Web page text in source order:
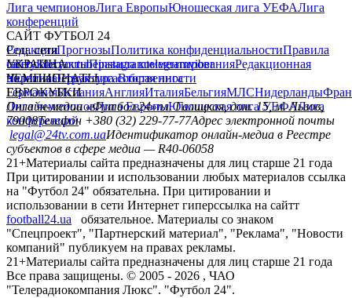
Лига чемпионовЛига ЕвропыЮношеская лига УЕФАЛига
конференций
САЙТ ФУТБОЛ 24
РедакцияПрогнозыПолитика конфиденциальностиПравила
сайтуКонтактыПравила комментированияРедакционная
политикаСтруктура собственности
Соц. сети
facebookxyoutubeinstagramtelegramviber
УКРАИНА
УкраинаПервая лигаВторая лига
ЧЕМПИОНАТЫ
ГерманияИспанияАнглияИталияБельгияМЛСНидерланды
ЕВРОКУБКИ
Лига чемпионовЛига ЕвропыЮношеская лига УЕФАЛига
конференций
Онлайн-медиа «Футбол 24»пл. Галицкая, дом. 15, м. Львов,
79008Телефон +380 (32) 229-77-77Адрес электронной почты
legal@24tv.com.uaИдентификатор онлайн-медиа в Реестре
субъектов в сфере медиа — R40-06058
21+Материалы сайта предназначены для лиц старше 21 года
При цитировании и использовании любых материалов ссылка
на "Футбол 24" обязательна. При цитировании и
использовании в сети Интернет гиперссылка на сайтт
football24.ua
обязательное. Материалы со знаком
"Спецпроект", "Партнерский материал", "Реклама", "Новости
компаний" публикуем на правах рекламы.
21+Материалы сайта предназначены для лиц старше 21 года
Все права защищены. © 2005 - 2026 , ЧАО
"Телерадиокомпания Люкс". "Футбол 24".